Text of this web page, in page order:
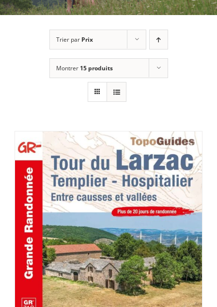
Trier par Prix
Montrer 15 produits
AJOUTER AU PANIER / DÉTAILS